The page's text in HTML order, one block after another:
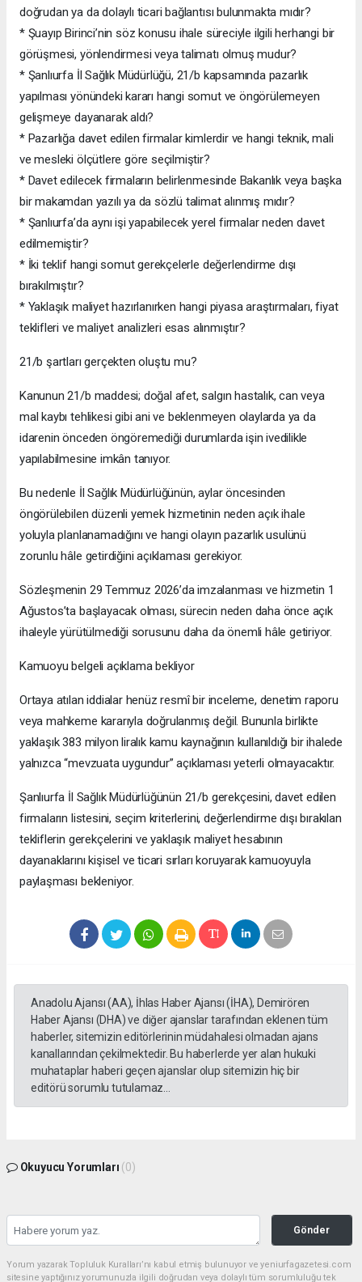
doğrudan ya da dolaylı ticari bağlantısı bulunmakta mıdır?
* Şuayıp Birinci’nin söz konusu ihale süreciyle ilgili herhangi bir
görüşmesi, yönlendirmesi veya talimatı olmuş mudur?
* Şanlıurfa İl Sağlık Müdürlüğü, 21/b kapsamında pazarlık
yapılması yönündeki kararı hangi somut ve öngörülemeyen
gelişmeye dayanarak aldı?
* Pazarlığa davet edilen firmalar kimlerdir ve hangi teknik, mali
ve mesleki ölçütlere göre seçilmiştir?
* Davet edilecek firmaların belirlenmesinde Bakanlık veya başka
bir makamdan yazılı ya da sözlü talimat alınmış mıdır?
* Şanlıurfa’da aynı işi yapabilecek yerel firmalar neden davet
edilmemiştir?
* İki teklif hangi somut gerekçelerle değerlendirme dışı
bırakılmıştır?
* Yaklaşık maliyet hazırlanırken hangi piyasa araştırmaları, fiyat
teklifleri ve maliyet analizleri esas alınmıştır?
21/b şartları gerçekten oluştu mu?
Kanunun 21/b maddesi; doğal afet, salgın hastalık, can veya
mal kaybı tehlikesi gibi ani ve beklenmeyen olaylarda ya da
idarenin önceden öngöremediği durumlarda işin ivedilikle
yapılabilmesine imkân tanıyor.
Bu nedenle İl Sağlık Müdürlüğünün, aylar öncesinden
öngörülebilen düzenli yemek hizmetinin neden açık ihale
yoluyla planlanamadığını ve hangi olayın pazarlık usulünü
zorunlu hâle getirdiğini açıklaması gerekiyor.
Sözleşmenin 29 Temmuz 2026’da imzalanması ve hizmetin 1
Ağustos’ta başlayacak olması, sürecin neden daha önce açık
ihaleyle yürütülmediği sorusunu daha da önemli hâle getiriyor.
Kamuoyu belgeli açıklama bekliyor
Ortaya atılan iddialar henüz resmî bir inceleme, denetim raporu
veya mahkeme kararıyla doğrulanmış değil. Bununla birlikte
yaklaşık 383 milyon liralık kamu kaynağının kullanıldığı bir ihalede
yalnızca “mevzuata uygundur” açıklaması yeterli olmayacaktır.
Şanlıurfa İl Sağlık Müdürlüğünün 21/b gerekçesini, davet edilen
firmaların listesini, seçim kriterlerini, değerlendirme dışı bırakılan
tekliflerin gerekçelerini ve yaklaşık maliyet hesabının
dayanaklarını kişisel ve ticari sırları koruyarak kamuoyuyla
paylaşması bekleniyor.
Anadolu Ajansı (AA), İhlas Haber Ajansı (İHA), Demirören
Haber Ajansı (DHA) ve diğer ajanslar tarafından eklenen tüm
haberler, sitemizin editörlerinin müdahalesi olmadan ajans
kanallarından çekilmektedir. Bu haberlerde yer alan hukuki
muhataplar haberi geçen ajanslar olup sitemizin hiç bir
editörü sorumlu tutulamaz...
Okuyucu Yorumları (0)
Gönder
Yorum yazarak Topluluk Kuralları’nı kabul etmiş bulunuyor ve yeniurfagazetesi.com
sitesine yaptığınız yorumunuzla ilgili doğrudan veya dolaylı tüm sorumluluğu tek